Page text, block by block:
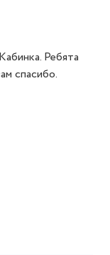
Ребята
спасибо.